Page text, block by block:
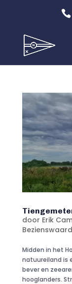
door Erik
Midden in het
natuureiland is
bever en
hooglanders.